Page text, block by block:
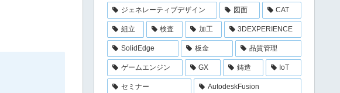
ジェネレーティブデザイン 図面 CAT
組立 検査 加工 3DEXPERIENCE
SolidEdge 板金 品質管理
ゲームエンジン GX 鋳造 IoT
セミナー AutodeskFusion